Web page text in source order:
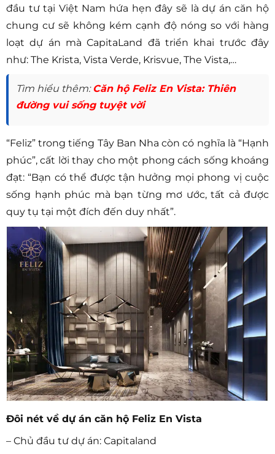
đầu tư tại Việt Nam hứa hẹn đây sẽ là dự án căn hộ
chung cư sẽ không kém cạnh độ nóng so với hàng
loạt dự án mà CapitaLand đã triển khai trước đây
như: The Krista, Vista Verde, Krisvue, The Vista,…
Tìm hiểu thêm:Căn hộ Feliz En Vista: Thiên
đường vui sống tuyệt vời
“Feliz” trong tiếng Tây Ban Nha còn có nghĩa là “Hạnh
phúc”, cất lời thay cho một phong cách sống khoáng
đạt: “Bạn có thể được tận hưởng mọi phong vị cuộc
sống hạnh phúc mà bạn từng mơ ước, tất cả được
quy tụ tại một đích đến duy nhất”.
Đôi nét về dự án căn hộ Feliz En Vista
– Chủ đầu tư dự án: Capitaland